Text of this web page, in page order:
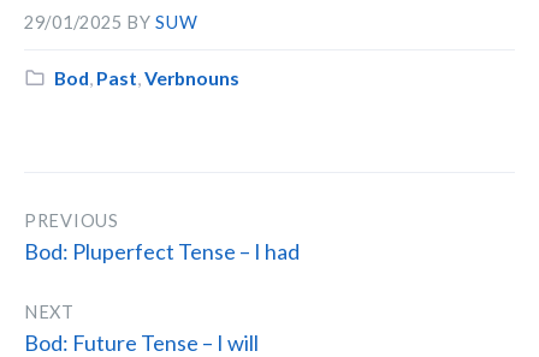
29/01/2025 BYSUW
Category:
Bod, Past,Verbnouns
PREVIOUS
Bod: Pluperfect Tense – I had
NEXT
Bod: Future Tense – I will